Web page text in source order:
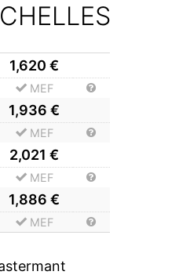
1,620 €
MEF
1,936 €
MEF
2,021 €
MEF
1,886 €
MEF